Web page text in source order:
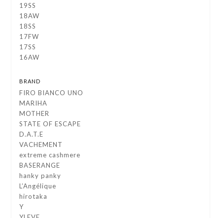
19SS
18AW
18SS
17FW
17SS
16AW
BRAND
FIRO BIANCO UNO
MARIHA
MOTHER
STATE OF ESCAPE
D.A.T.E
VACHEMENT
extreme cashmere
BASERANGE
hanky panky
L’Angélique
hirotaka
Y